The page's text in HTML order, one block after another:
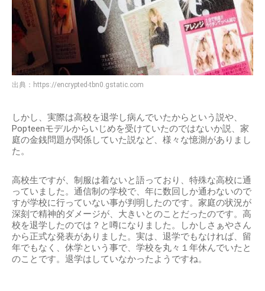
出典： https://encrypted-tbn0.gstatic.com
しかし、実際は高校を退学し病んでいたからという説や、
Popteenモデルからいじめを受けていたのではないか説、家
庭の金銭問題が関係していた説など、様々な憶測がありまし
た。
高校生ですが、制服は着ないと語っており、特殊な高校に通
っていました。通信制の学校で、年に数回しか通わないので
すが学校に行っていない事が判明したのです。家庭の状況が
深刻で精神的ダメージが、大きいとのことだったのです。高
校を退学したのでは？と噂になりました。しかしさぁやさん
から正式な発表がありました。実は、退学でもなければ、留
年でもなく、休学という事で、学校を丸々１年休んでいたと
のことです。退学はしていなかったようですね。